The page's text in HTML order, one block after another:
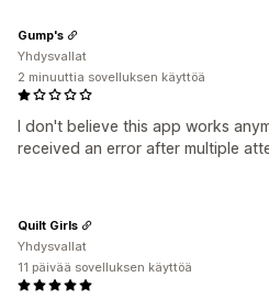
I don't believe this app works
received an error after multiple
Gump's
Yhdysvallat
2 minuuttia sovelluksen käyttöä
Quilt Girls
Yhdysvallat
11 päivää sovelluksen käyttöä